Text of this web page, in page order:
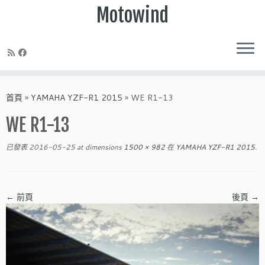
to
Motowind
首頁 » YAMAHA YZF-R1 2015 » WE R1-13
WE R1-13
已發表 2016-05-25at dimensions 1500 × 982 在YAMAHA YZF-R1 2015.
← 前頁 後頁 →